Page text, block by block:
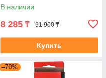
В наличии
8 285 ₸ 91 900 ₸
Купить
–70%